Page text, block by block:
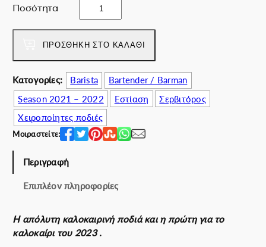
s
6
8
.
0
0
€
.
α
ι
:
5
5
.
0
0
€
.
Ποσότητα
i
r
s
t
f
o
h
e
m
r
π
ΠΡΟΣΘΉΚΗ ΣΤΟ ΚΑΛΆΘΙ
Κατογορίες: Barista
Bartender / Barman
Season 2021 – 2022
Εστίαση
Σερβιτόρος
Χειροποίητες ποδιές
Μοιραστείτε:
Περιγραφή
Επιπλέον πληροφορίες
Η απόλυτη καλοκαιρινή ποδιά και η πρώτη για το
καλοκαίρι του 2023 .